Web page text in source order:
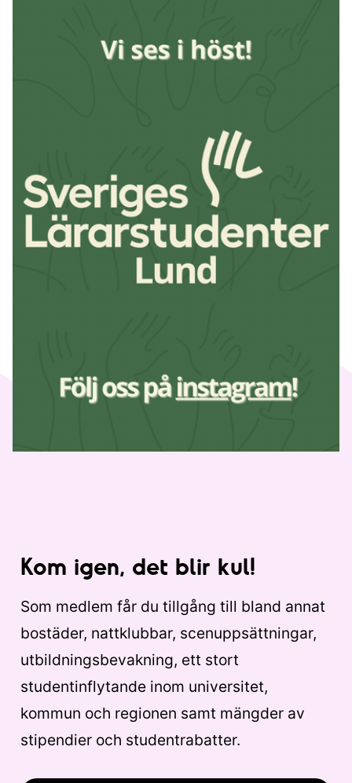
Kom igen, det blir kul!
Som medlem får du tillgång till bland annat
bostäder, nattklubbar, scenuppsättningar,
utbildningsbevakning, ett stort
studentinflytande inom universitet,
kommun och regionen samt mängder av
stipendier och studentrabatter.